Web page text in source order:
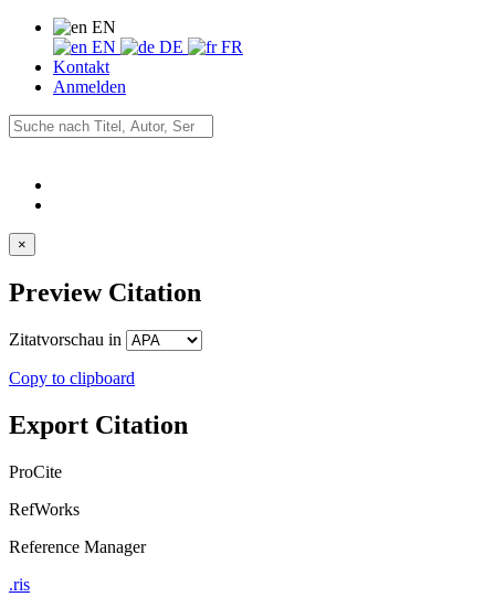
EN
EN
DE
FR
Kontakt
Anmelden
×
Preview Citation
Zitatvorschau in
Copy to clipboard
Export Citation
ProCite
RefWorks
Reference Manager
.ris